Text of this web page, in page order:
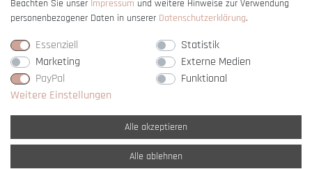
Beachten Sie unser Impressum und weitere Hinweise zur Verwendung
personenbezogener Daten in unserer Daten­schutz­erklärung.
Essenziell
Statistik
Marketing
Externe Medien
PayPal
Funktional
Weitere Einstellungen
Alle akzeptieren
Alle ablehnen